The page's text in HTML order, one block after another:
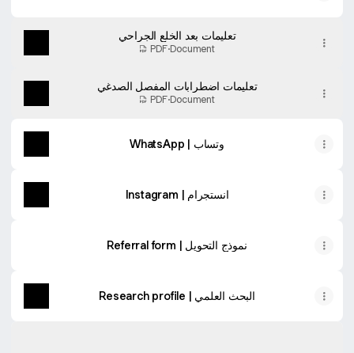
تعليمات بعد الخلع الجراحي
PDF·Document
تعليمات اضطرابات المفصل الصدغي
PDF·Document
WhatsApp | وتساب
Instagram | انستجرام
Referral form | نموذج التحويل
Research profile | البحث العلمي